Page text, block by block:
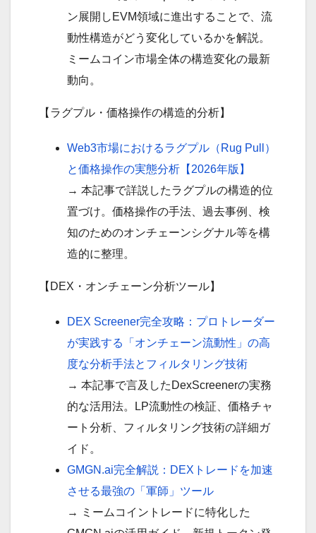
ン展開しEVM領域に進出することで、流
動性構造がどう変化しているかを解説。
ミームコイン市場全体の構造変化の最新
動向。
【ラグプル・価格操作の構造的分析】
Web3市場におけるラグプル（Rug Pull）
と価格操作の実態分析【2026年版】
→ 本記事で詳説したラグプルの構造的位
置づけ。価格操作の手法、過去事例、検
知のためのオンチェーンシグナル等を構
造的に整理。
【DEX・オンチェーン分析ツール】
DEX Screener完全攻略：プロトレーダー
が実践する「オンチェーン流動性」の高
度な分析手法とフィルタリング技術
→ 本記事で言及したDexScreenerの実務
的な活用法。LP流動性の検証、価格チャ
ート分析、フィルタリング技術の詳細ガ
イド。
GMGN.ai完全解説：DEXトレードを加速
させる最強の「軍師」ツール
→ ミームコイントレードに特化した